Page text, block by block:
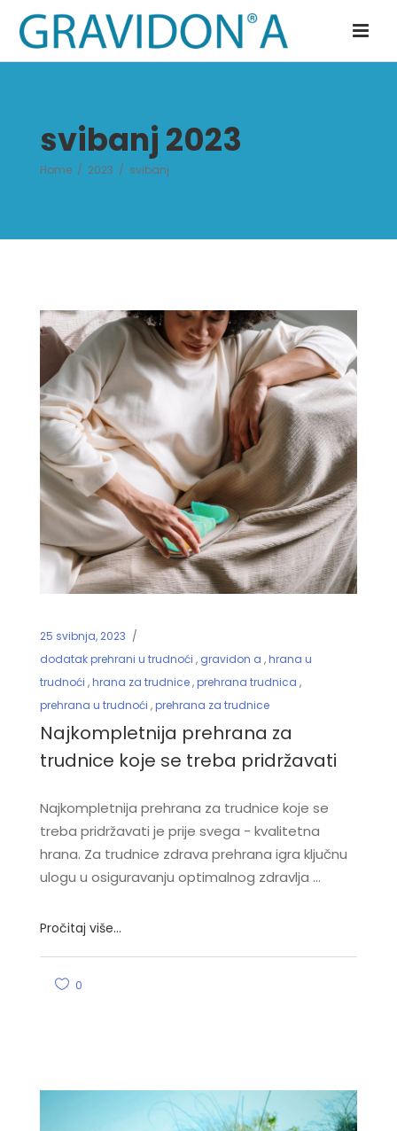
svibanj 2023
Home / 2023 / svibanj
25 svibnja, 2023
dodatak prehrani u trudnoći , gravidon a ,hrana u
trudnoći ,hrana za trudnice,prehrana trudnica ,
prehrana u trudnoći ,prehrana za trudnice
Najkompletnija prehrana za
trudnice koje se treba pridržavati
Najkompletnija prehrana za trudnice koje se
treba pridržavati je prije svega - kvalitetna
hrana. Za trudnice zdrava prehrana igra ključnu
ulogu u osiguravanju optimalnog zdravlja
Pročitaj više...
0